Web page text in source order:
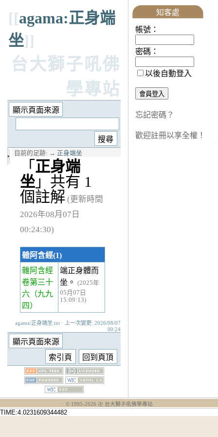
[[agama:正身端
坐]]
台大獅子吼佛
學專站
目前的足跡: → 正身端坐
「 正身端
坐 」共有 1
個註解 (更新時間
2026年08月07日
00:24:30)
雜阿含經(1)
雜阿含經
卷第三十
六 （九九
四）
端正身體而
坐。
(2025年
05月07日
15:09:13)
agama/正身端坐.txt · 上一次變更: 2026/08/07
00:24
知客處
帳號：
密碼：
以後自動登入
忘記密碼？
歡迎註冊以享全權！
© 1995-2026 卍 台大獅子吼佛學專站
TIME:4.0231609344482